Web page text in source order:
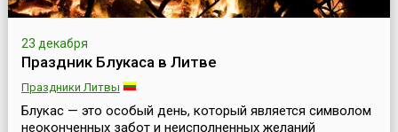
23 декабря
Праздник Блукаса в Литве
Праздники Литвы
Блукас — это особый день, который является символом
неоконченных забот и неисполненных желаний